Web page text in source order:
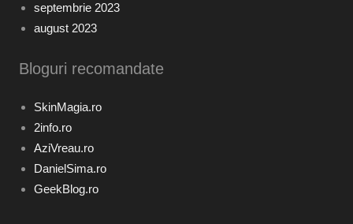
septembrie 2023
august 2023
Bloguri recomandate
SkinMagia.ro
2info.ro
AziVreau.ro
DanielSima.ro
GeekBlog.ro